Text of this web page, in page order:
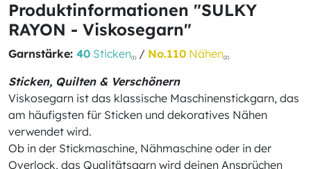
Produktinformationen "SULKY
RAYON - Viskosegarn"
Garnstärke: 40 Sticken(1)/ No.110 Nähen(2)
Sticken, Quilten & Verschönern
Viskosegarn ist das klassische Maschinenstickgarn, das
am häufigsten für Sticken und dekoratives Nähen
verwendet wird.
Ob in der Stickmaschine, Nähmaschine oder in der
Overlock, das Qualitätsgarn wird deinen Ansprüchen